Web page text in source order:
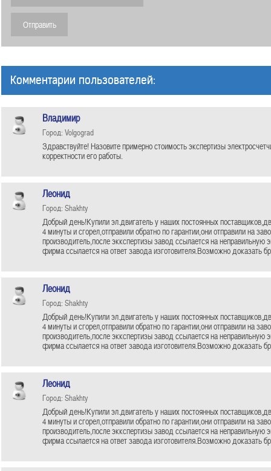
Комментарии пользователей:
Владимир
Город: Volgograd
Здравствуйте! Назовите примерно стоимость экспертизы
корректности его работы.
Леонид
Город: Shakhty
Добрый день!Купили эл.двигатель у наших постоянных
4 минуты и сгорел,отправили обратно по гарантии,они отправили на
производитель,после эккспертизы завод ссылается на неправильную
фирма ссылается на ответ завода изготовителя.Возможно доказать
Леонид
Город: Shakhty
Добрый день!Купили эл.двигатель у наших постоянных
4 минуты и сгорел,отправили обратно по гарантии,они отправили на
производитель,после эккспертизы завод ссылается на неправильную
фирма ссылается на ответ завода изготовителя.Возможно доказать
Леонид
Город: Shakhty
Добрый день!Купили эл.двигатель у наших постоянных
4 минуты и сгорел,отправили обратно по гарантии,они отправили на
производитель,после эккспертизы завод ссылается на неправильную
фирма ссылается на ответ завода изготовителя.Возможно доказать